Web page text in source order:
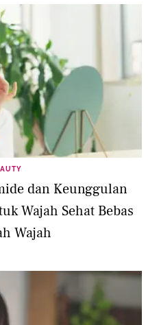
dan Keunggulan
Wajah Sehat Bebas
Wajah